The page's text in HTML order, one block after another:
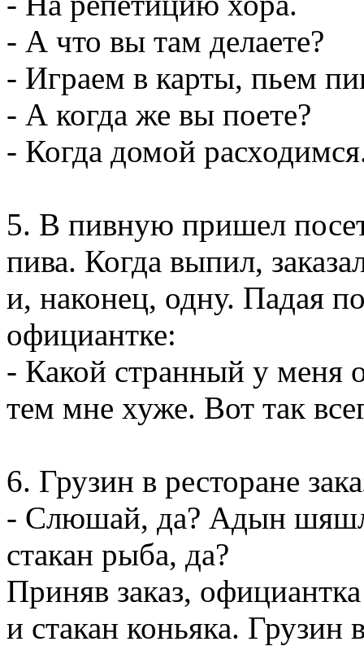
- А что вы там делаете?
- Играем в карты, пьем
- А когда же вы поете?
- Когда домой
5. В пивную пришел
пива. Когда выпил,
и, наконец, одну. Падая
официантке:
- Какой странный у меня
тем мне хуже. Вот так
6. Грузин в ресторане
- Слюшай, да? Адын
стакан рыба, да?
Приняв заказ,
и стакан коньяка. Грузин